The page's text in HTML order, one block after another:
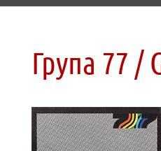
Група 77 /